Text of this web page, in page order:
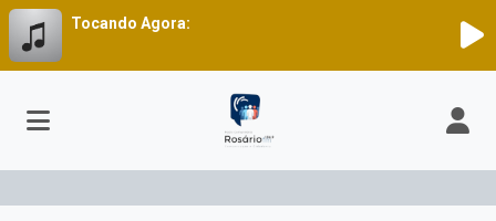
Tocando Agora: